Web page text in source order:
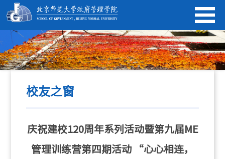
校友之窗
庆祝建校120周年系列活动暨第九届ME
管理训练营第四期活动 “心心相连，